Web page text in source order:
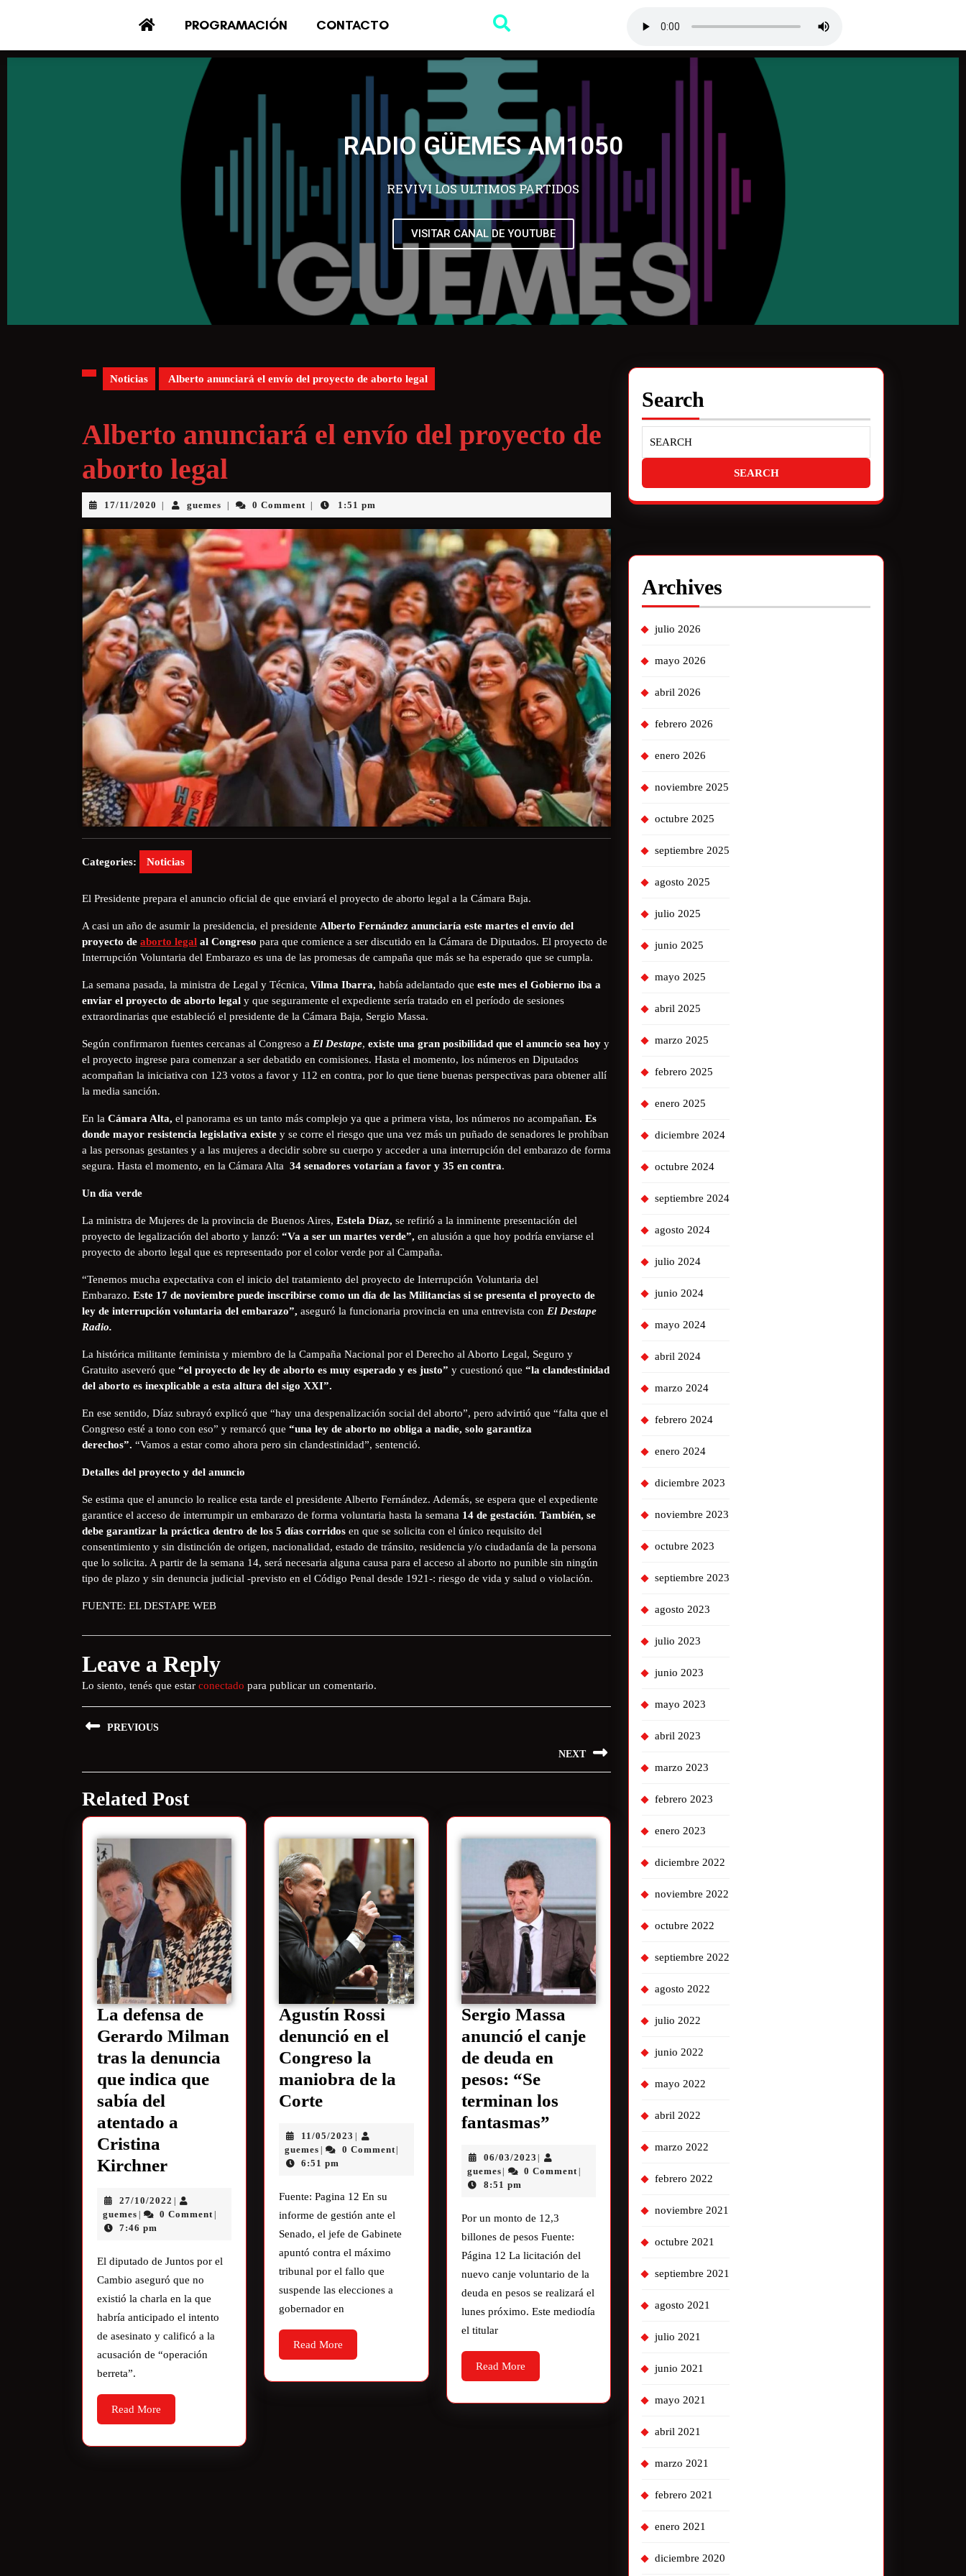
PROGRAMACIÓN CONTACTO
RADIO GÜEMES AM1050
REVIVI LOS ULTIMOS PARTIDOS
VISITAR CANAL DE YOUTUBE
Noticias Alberto anunciará el envío del proyecto de aborto legal
Alberto anunciará el envío del proyecto de
aborto legal
17/11/2020 guemes 0 Comment 1:51 pm
Categories: Noticias
El Presidente prepara el anuncio oficial de que enviará el proyecto de aborto legal a la Cámara Baja.
A casi un año de asumir la presidencia, el presidente Alberto Fernández anunciaría este martes el envío del
proyecto de aborto legal al Congreso para que comience a ser discutido en la Cámara de Diputados. El proyecto de
Interrupción Voluntaria del Embarazo es una de las promesas de campaña que más se ha esperado que se cumpla.
La semana pasada, la ministra de Legal y Técnica, Vilma Ibarra, había adelantado que este mes el Gobierno iba a
enviar el proyecto de aborto legal y que seguramente el expediente sería tratado en el período de sesiones
extraordinarias que estableció el presidente de la Cámara Baja, Sergio Massa.
Según confirmaron fuentes cercanas al Congreso a El Destape, existe una gran posibilidad que el anuncio sea hoy y
el proyecto ingrese para comenzar a ser debatido en comisiones. Hasta el momento, los números en Diputados
acompañan la iniciativa con 123 votos a favor y 112 en contra, por lo que tiene buenas perspectivas para obtener allí
la media sanción.
En la Cámara Alta, el panorama es un tanto más complejo ya que a primera vista, los números no acompañan. Es
donde mayor resistencia legislativa existe y se corre el riesgo que una vez más un puñado de senadores le prohíban
a las personas gestantes y a las mujeres a decidir sobre su cuerpo y acceder a una interrupción del embarazo de forma
segura. Hasta el momento, en la Cámara Alta 34 senadores votarían a favor y 35 en contra.
Un día verde
La ministra de Mujeres de la provincia de Buenos Aires, Estela Díaz, se refirió a la inminente presentación del
proyecto de legalización del aborto y lanzó: “Va a ser un martes verde”, en alusión a que hoy podría enviarse el
proyecto de aborto legal que es representado por el color verde por al Campaña.
“Tenemos mucha expectativa con el inicio del tratamiento del proyecto de Interrupción Voluntaria del
Embarazo. Este 17 de noviembre puede inscribirse como un día de las Militancias si se presenta el proyecto de
ley de interrupción voluntaria del embarazo”, aseguró la funcionaria provincia en una entrevista con El Destape
Radio.
La histórica militante feminista y miembro de la Campaña Nacional por el Derecho al Aborto Legal, Seguro y
Gratuito aseveró que “el proyecto de ley de aborto es muy esperado y es justo” y cuestionó que “la clandestinidad
del aborto es inexplicable a esta altura del sigo XXI”.
En ese sentido, Díaz subrayó explicó que “hay una despenalización social del aborto”, pero advirtió que “falta que el
Congreso esté a tono con eso” y remarcó que “una ley de aborto no obliga a nadie, solo garantiza
derechos”. “Vamos a estar como ahora pero sin clandestinidad”, sentenció.
Detalles del proyecto y del anuncio
Se estima que el anuncio lo realice esta tarde el presidente Alberto Fernández. Además, se espera que el expediente
garantice el acceso de interrumpir un embarazo de forma voluntaria hasta la semana 14 de gestación. También, se
debe garantizar la práctica dentro de los 5 días corridos en que se solicita con el único requisito del
consentimiento y sin distinción de origen, nacionalidad, estado de tránsito, residencia y/o ciudadanía de la persona
que lo solicita. A partir de la semana 14, será necesaria alguna causa para el acceso al aborto no punible sin ningún
tipo de plazo y sin denuncia judicial -previsto en el Código Penal desde 1921-: riesgo de vida y salud o violación.
FUENTE: EL DESTAPE WEB
Leave a Reply
Lo siento, tenés que estar conectado para publicar un comentario.
PREVIOUS
NEXT
Related Post
La defensa de
Gerardo Milman
tras la denuncia
que indica que
sabía del
atentado a
Cristina
Kirchner
27/10/2022
guemes 0 Comment
7:46 pm
El diputado de Juntos por el
Cambio aseguró que no
existió la charla en la que
habría anticipado el intento
de asesinato y calificó a la
acusación de “operación
berreta”.
Read More
Agustín Rossi
denunció en el
Congreso la
maniobra de la
Corte
11/05/2023
guemes 0 Comment
6:51 pm
Fuente: Pagina 12 En su
informe de gestión ante el
Senado, el jefe de Gabinete
apuntó contra el máximo
tribunal por el fallo que
suspende las elecciones a
gobernador en
Read More
Sergio Massa
anunció el canje
de deuda en
pesos: “Se
terminan los
fantasmas”
06/03/2023
guemes 0 Comment
8:51 pm
Por un monto de 12,3
billones de pesos Fuente:
Página 12 La licitación del
nuevo canje voluntario de la
deuda en pesos se realizará el
lunes próximo. Este mediodía
el titular
Read More
Search
Archives
julio 2026
mayo 2026
abril 2026
febrero 2026
enero 2026
noviembre 2025
octubre 2025
septiembre 2025
agosto 2025
julio 2025
junio 2025
mayo 2025
abril 2025
marzo 2025
febrero 2025
enero 2025
diciembre 2024
octubre 2024
septiembre 2024
agosto 2024
julio 2024
junio 2024
mayo 2024
abril 2024
marzo 2024
febrero 2024
enero 2024
diciembre 2023
noviembre 2023
octubre 2023
septiembre 2023
agosto 2023
julio 2023
junio 2023
mayo 2023
abril 2023
marzo 2023
febrero 2023
enero 2023
diciembre 2022
noviembre 2022
octubre 2022
septiembre 2022
agosto 2022
julio 2022
junio 2022
mayo 2022
abril 2022
marzo 2022
febrero 2022
noviembre 2021
octubre 2021
septiembre 2021
agosto 2021
julio 2021
junio 2021
mayo 2021
abril 2021
marzo 2021
febrero 2021
enero 2021
diciembre 2020